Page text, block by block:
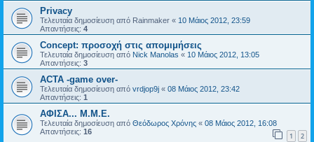
Privacy
Τελευταία δημοσίευση από Rainmaker « 10 Μάιος 2012, 23:59
Απαντήσεις: 4
Concept: προσοχή στις απομιμήσεις
Τελευταία δημοσίευση από Nick Manolas « 10 Μάιος 2012, 13:05
Απαντήσεις: 3
ACTA -game over-
Τελευταία δημοσίευση από vrdjop9j « 08 Μάιος 2012, 23:42
Απαντήσεις: 1
ΑΦΙΣΑ... Μ.Μ.Ε.
Τελευταία δημοσίευση από Θεόδωρος Χρόνης « 08 Μάιος 2012, 16:08
Απαντήσεις: 16 1 2